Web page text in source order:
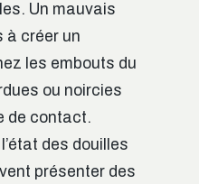
Un mauvais
à créer un
les embouts du
ou noircies
de contact.
des douilles
présenter des